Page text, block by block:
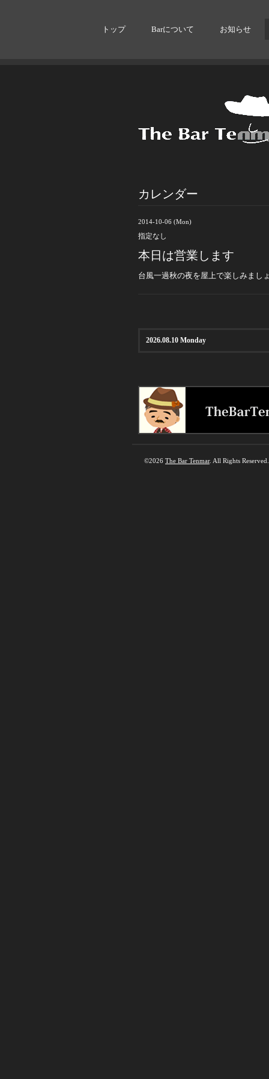
トップ Barについて お知らせ
カレンダー
2014-10-06 (Mon)
指定なし
本日は営業します
台風一過秋の夜を屋上で楽しみまし
2026.08.10 Monday
©2026 The Bar Tenmar. All Rights Reserved.